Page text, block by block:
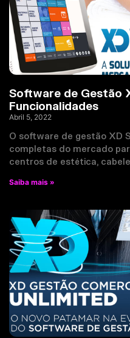
Software de Gestão
Funcionalidades
Abril 5, 2022
O software de gestão XD
completas do mercado
centros de estética,
Saiba mais »